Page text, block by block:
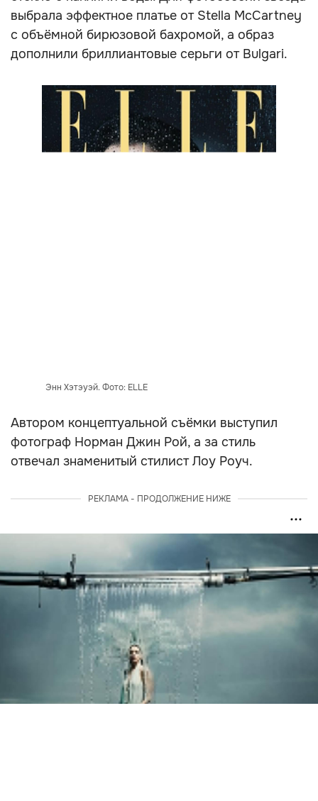
выбрала эффектное платье от Stella McCartney
с объёмной бирюзовой бахромой, а образ
дополнили бриллиантовые серьги от Bulgari.
Энн Хэтэуэй. Фото: ELLE
Автором концептуальной съёмки выступил
фотограф Норман Джин Рой, а за стиль
отвечал знаменитый стилист Лоу Роуч.
РЕКЛАМА - ПРОДОЛЖЕНИЕ НИЖЕ